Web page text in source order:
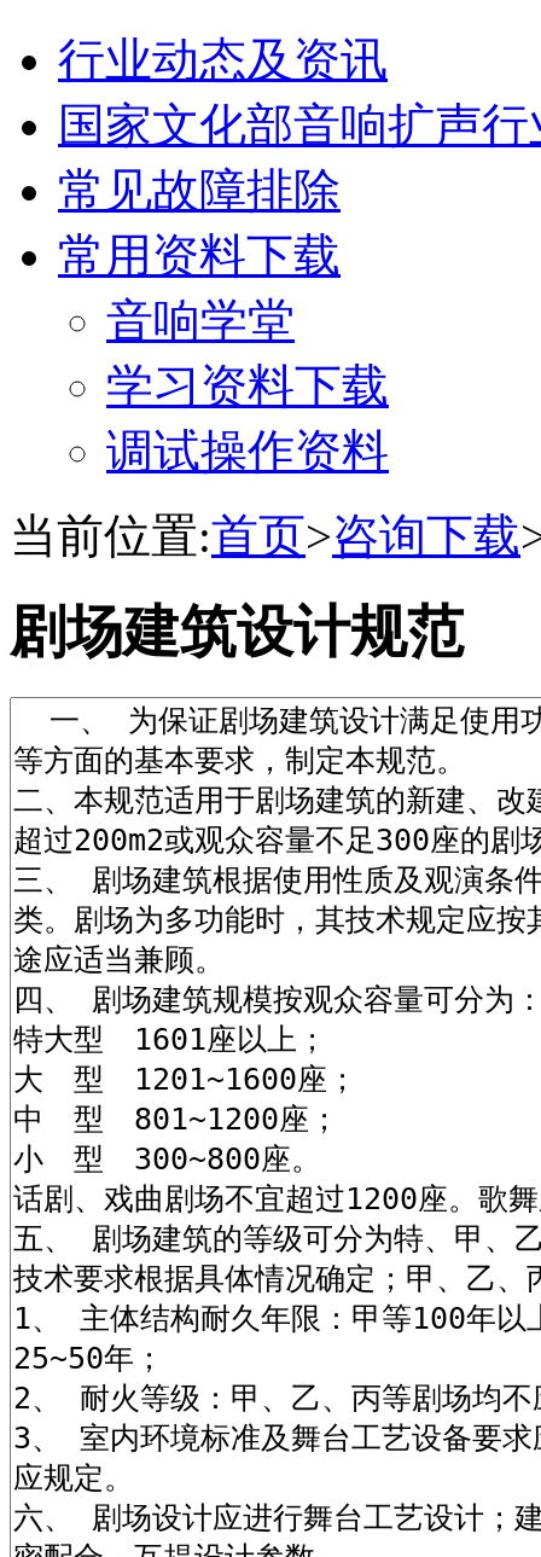
行业动态及资讯
国家文化部音响扩声
常见故障排除
常用资料下载
音响学堂
学习资料下载
调试操作资料
当前位置:首页>咨询下载
剧场建筑设计规范